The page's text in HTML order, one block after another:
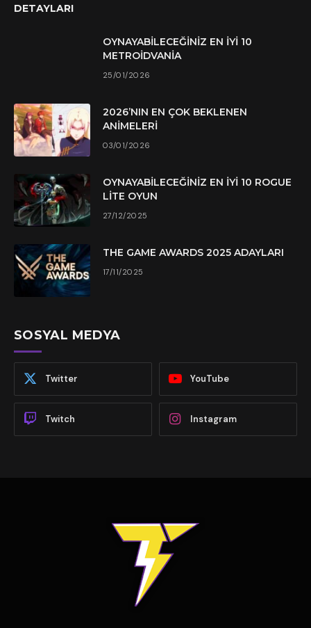
DETAYLARI
OYNAYABILECEĞINIZ EN İYI 10
METROIDVANIA
25/01/2026
2026’NIN EN ÇOK BEKLENEN
ANIMELERI
03/01/2026
OYNAYABILECEĞINIZ EN İYI 10 ROGUE
LITE OYUN
27/12/2025
THE GAME AWARDS 2025 ADAYLARI
17/11/2025
SOSYAL MEDYA
Twitter YouTube
Twitch Instagram